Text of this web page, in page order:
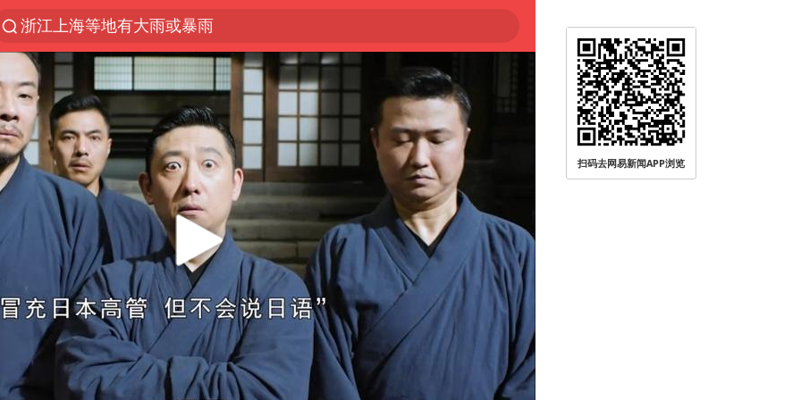
浙江上海等地有大雨或暴雨
光影经济撬动暑期消费新蓝海
西湖突现狂风暴雨 游客瞬间被浇透
隔20米开高仿奶茶店被判赔35万元
“不怕六爷挂得多 就怕六爷挂一颗”
新疆景区自驾服务费改为按车收费
多家A股公司收到美国关税退款
直击东北超：哈尔滨vs通辽
视频丨中国东方电气集团原党组副书记、董事宋致远被查
香港宏福苑火灾或由烟头引起
白海豚将正面袭击贯穿浙江
酒店回应车内过夜被收150元
扫码去网易新闻APP浏览